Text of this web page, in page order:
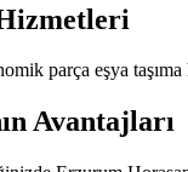
parça eşya
Avantajları